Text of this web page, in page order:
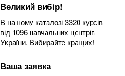
Великий вибір!
В нашому каталозі 3320 курсів
від 1096 навчальних центрів
України. Вибирайте кращих!
Ваша заявка